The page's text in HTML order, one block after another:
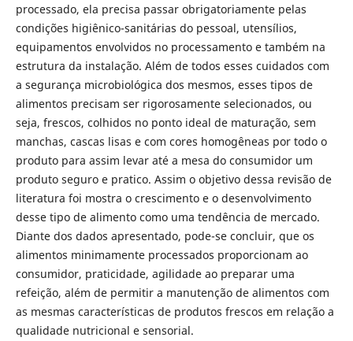
processado, ela precisa passar obrigatoriamente pelas
condições higiênico-sanitárias do pessoal, utensílios,
equipamentos envolvidos no processamento e também na
estrutura da instalação. Além de todos esses cuidados com
a segurança microbiológica dos mesmos, esses tipos de
alimentos precisam ser rigorosamente selecionados, ou
seja, frescos, colhidos no ponto ideal de maturação, sem
manchas, cascas lisas e com cores homogêneas por todo o
produto para assim levar até a mesa do consumidor um
produto seguro e pratico. Assim o objetivo dessa revisão de
literatura foi mostra o crescimento e o desenvolvimento
desse tipo de alimento como uma tendência de mercado.
Diante dos dados apresentado, pode-se concluir, que os
alimentos minimamente processados proporcionam ao
consumidor, praticidade, agilidade ao preparar uma
refeição, além de permitir a manutenção de alimentos com
as mesmas características de produtos frescos em relação a
qualidade nutricional e sensorial.